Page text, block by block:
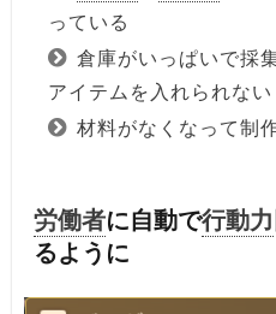
っている
倉庫がいっぱいで採
アイテムを入れられない
材料がなくなって制
労働者に自動で行動力
るように